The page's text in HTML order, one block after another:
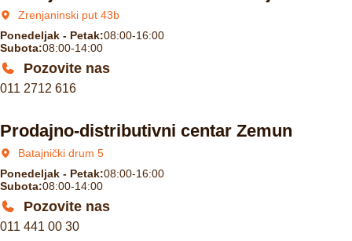
Zrenjaninski put 43b
Ponedeljak - Petak:08:00-16:00
Subota:08:00-14:00
Pozovite nas
011 2712 616
Prodajno-distributivni centar Zemun
Batajnički drum 5
Ponedeljak - Petak:08:00-16:00
Subota:08:00-14:00
Pozovite nas
011 441 00 30